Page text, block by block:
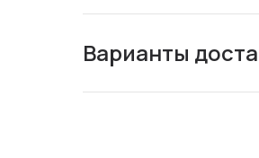
Варианты